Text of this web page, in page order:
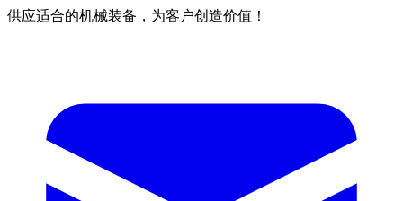
供应适合的机械装备，为客户创造价值！